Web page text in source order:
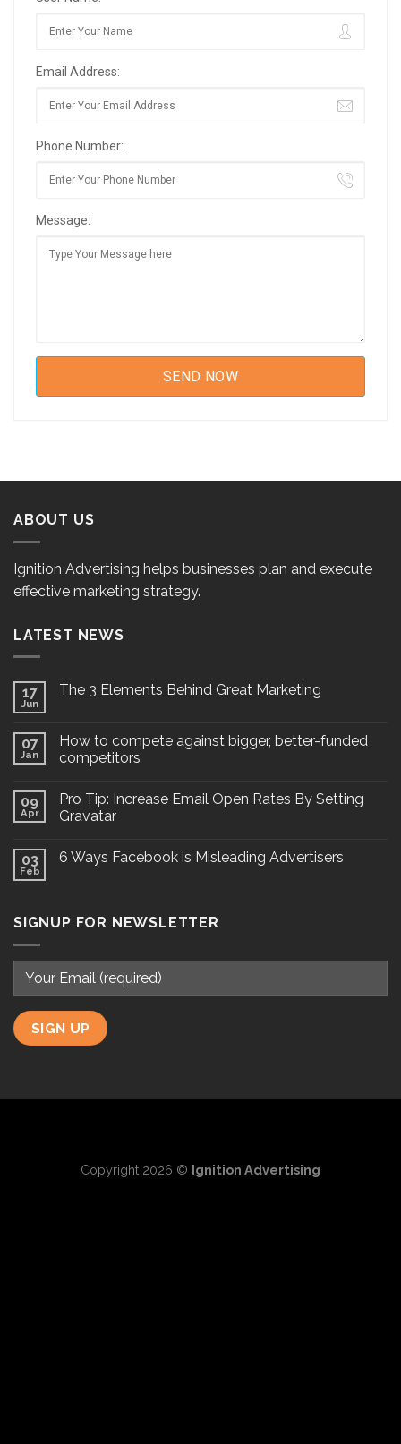
Email Address:
Phone Number:
Message:
ABOUT US
Ignition Advertising helps businesses plan and execute
effective marketing strategy.
LATEST NEWS
17
Jun
The 3 Elements Behind Great Marketing
07
Jan
How to compete against bigger, better-funded
competitors
09
Apr
Pro Tip: Increase Email Open Rates By Setting
Gravatar
03
Feb
6 Ways Facebook is Misleading Advertisers
SIGNUP FOR NEWSLETTER
Copyright 2026 © Ignition Advertising